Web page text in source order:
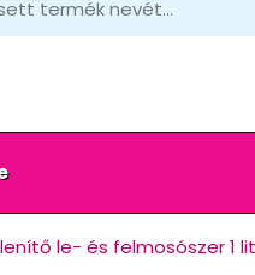
le- és felmosószer 1